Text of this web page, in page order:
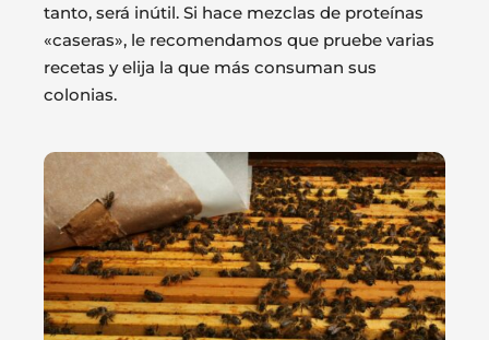
tanto, será inútil. Si hace mezclas de proteínas
«caseras», le recomendamos que pruebe varias
recetas y elija la que más consuman sus
colonias.